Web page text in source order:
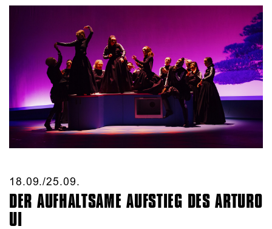
18.09./​25.09.​
DER AUFHALTSAME AUFSTIEG DES ARTURO
UI